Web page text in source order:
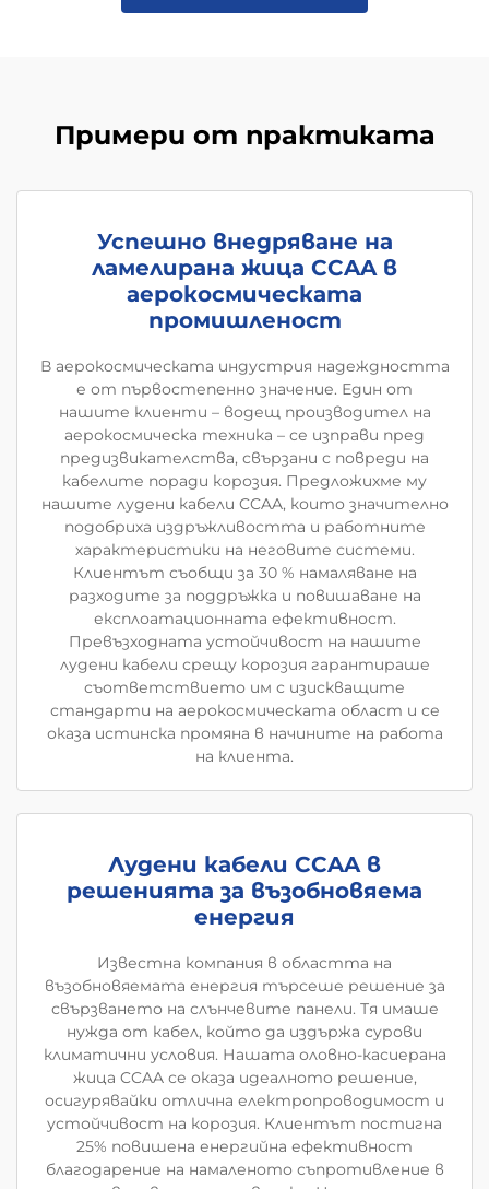
Примери от практиката
Успешно внедряване на
ламелирана жица CCAA в
аерокосмическата
промишленост
В аерокосмическата индустрия надеждността
е от първостепенно значение. Един от
нашите клиенти – водещ производител на
аерокосмическа техника – се изправи пред
предизвикателства, свързани с повреди на
кабелите поради корозия. Предложихме му
нашите лудени кабели CCAA, които значително
подобриха издръжливостта и работните
характеристики на неговите системи.
Клиентът съобщи за 30 % намаляване на
разходите за поддръжка и повишаване на
експлоатационната ефективност.
Превъзходната устойчивост на нашите
лудени кабели срещу корозия гарантираше
съответствието им с изискващите
стандарти на аерокосмическата област и се
оказа истинска промяна в начините на работа
на клиента.
Лудени кабели CCAA в
решенията за възобновяема
енергия
Известна компания в областта на
възобновяемата енергия търсеше решение за
свързването на слънчевите панели. Тя имаше
нужда от кабел, който да издържа сурови
климатични условия. Нашата оловно-касиерана
жица CCAA се оказа идеалното решение,
осигурявайки отлична електропроводимост и
устойчивост на корозия. Клиентът постигна
25% повишена енергийна ефективност
благодарение на намаленото съпротивление в